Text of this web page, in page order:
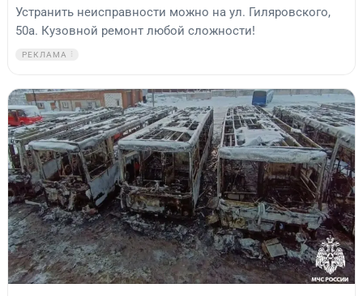
Устранить неисправности можно на ул. Гиляровского,
50а. Кузовной ремонт любой сложности!
РЕКЛАМА